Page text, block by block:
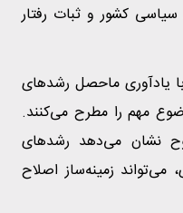
کشور و ثبات رفتار
یادآوری ماحصل رشد‌های
مهم را مطرح می‌کنند.
۹۸ و ۹۹ به‌وضوح نشان می‌دهد رشد‌های
می‌تواند زمینه‌ساز اصلاح